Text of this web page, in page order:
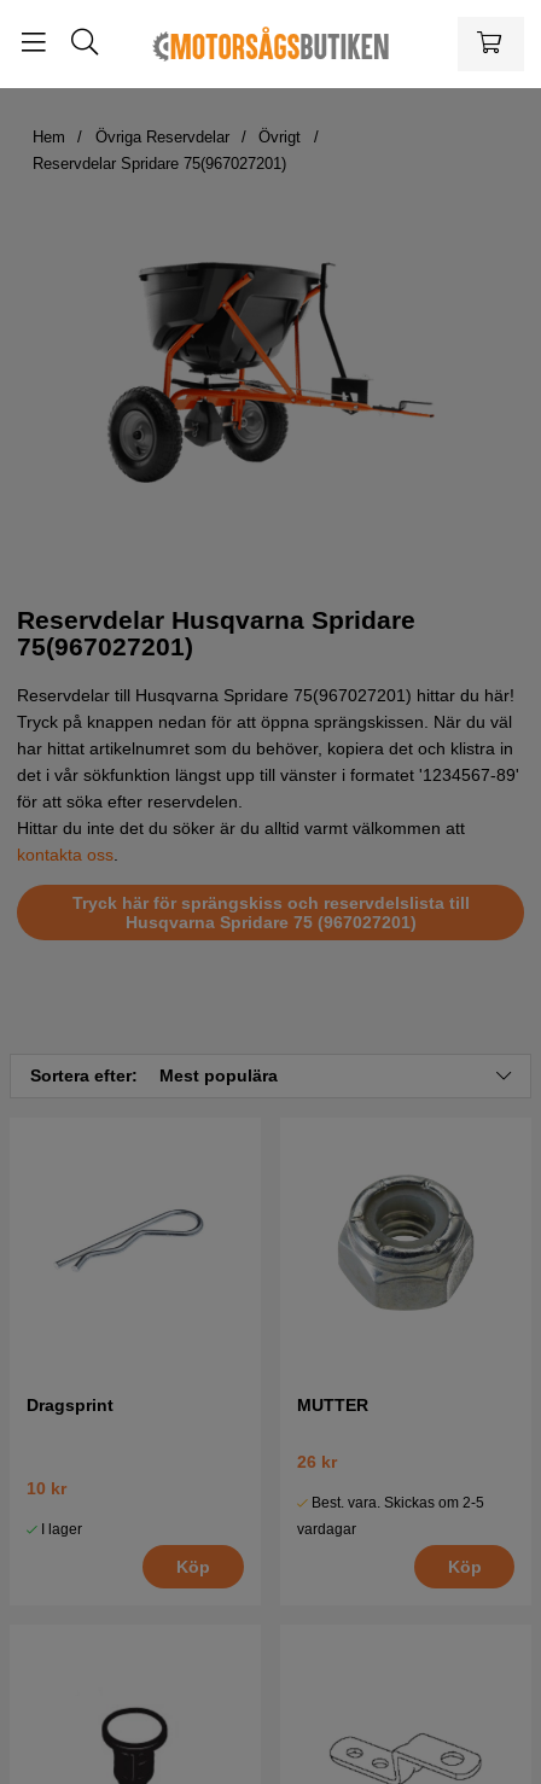
Hem Övriga Reservdelar
Övrigt
Reservdelar Spridare 75(967027201)
Reservdelar Husqvarna Spridare
75(967027201)
Reservdelar till Husqvarna Spridare 75(967027201) hittar du här!
Tryck på knappen nedan för att öppna sprängskissen. När du väl
har hittat artikelnumret som du behöver, kopiera det och klistra in
det i vår sökfunktion längst upp till vänster i formatet '1234567-89'
för att söka efter reservdelen.
Hittar du inte det du söker är du alltid varmt välkommen att
kontakta oss
Tryck här för sprängskiss och reservdelslista till
Husqvarna Spridare 75 (967027201)
Sortera efter: Mest populära
Dragsprint
10 kr
I lager
Köp
MUTTER
26 kr
Best. vara. Skickas om 2-5
vardagar
Köp